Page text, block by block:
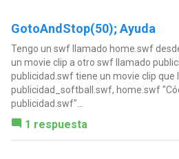
GotoAndStop(50); Ayuda
Tengo un swf llamado home.swf
un movie clip a otro swf llamado
publicidad.swf tiene un movie clip que
publicidad_softball.swf, home.swf
publicidad.swf"...
1 respuesta